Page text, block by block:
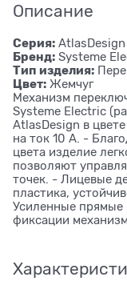
Описание
Серия: AtlasDesign
Бренд: Systeme
Тип изделия:
Цвет: Жемчуг
Механизм
Systeme Electric
AtlasDesign в
на ток 10 А. -
цвета изделие
позволяют
точек. - Лицевые
пластика,
Усиленные
фиксации